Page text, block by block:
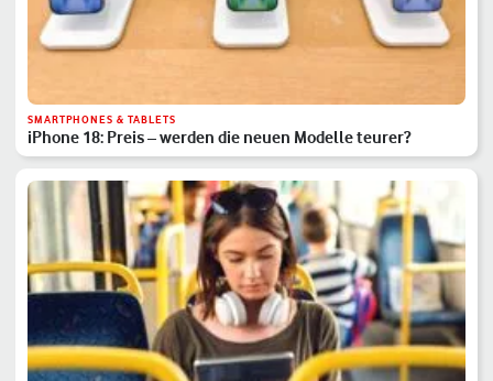
SMARTPHONES & TABLETS
iPhone 18: Preis – werden die neuen Modelle teurer?